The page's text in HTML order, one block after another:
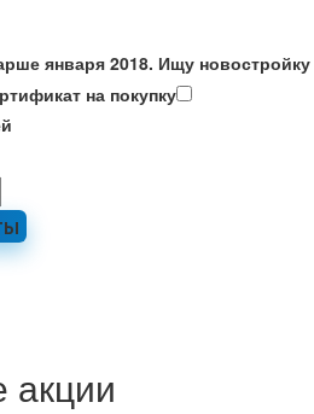
января 2018. Ищу новостройку
на покупку